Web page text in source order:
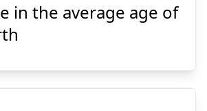
ばん
さん
か
in the average age of